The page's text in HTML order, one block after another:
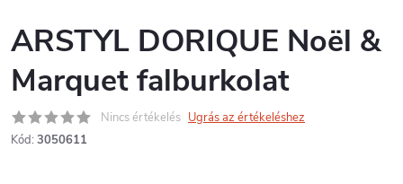
ARSTYL DORIQUE Noël &
Marquet falburkolat
Nincs értékelés Ugrás az értékeléshez
Kód: 3050611